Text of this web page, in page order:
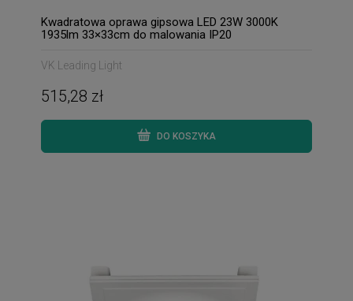
Kwadratowa oprawa gipsowa LED 23W 3000K
1935lm 33×33cm do malowania IP20
VK Leading Light
515,28 zł
DO KOSZYKA